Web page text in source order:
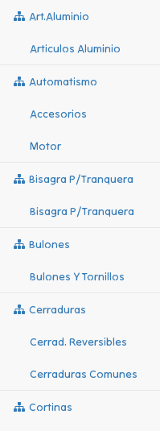
Art.aluminio
Articulos Aluminio
Automatismo
Accesorios
Motor
Bisagra P/tranquera
Bisagra P/tranquera
Bulones
Bulones Y Tornillos
Cerraduras
Cerrad. Reversibles
Cerraduras Comunes
Cortinas